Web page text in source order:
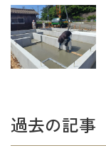
過去の記事